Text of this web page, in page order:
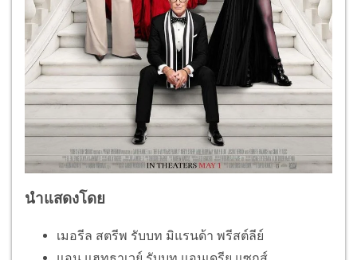
นำแสดงโดย
เมอรีล สตรีพ รับบท มิแรนด้า พรีสต์ลีย์